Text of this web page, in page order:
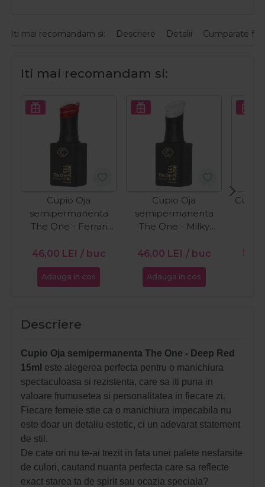
Iti mai recomandam si: Descriere Detalii Cumparate
Iti mai recomandam si:
Cupio Oja
semipermanenta
The One - Ferrari
46,00 LEI / buc
Adauga in cos
Cupio Oja
semipermanenta
The One - Milky
46,00 LEI / buc
Adauga in cos
Cupio
Descriere
Cupio Oja semipermanenta The One - Deep Red
15ml este alegerea perfecta pentru o manichiura
spectaculoasa si rezistenta, care sa iti puna in
valoare frumusetea si personalitatea in fiecare zi.
Fiecare femeie stie ca o manichiura impecabila nu
este doar un detaliu estetic, ci un adevarat statement
de stil.
De cate ori nu te-ai trezit in fata unei palete nesfarsite
de culori, cautand nuanta perfecta care sa reflecte
exact starea ta de spirit sau ocazia speciala?